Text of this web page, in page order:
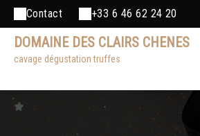
Contact +33 6 46 62 24 20
DOMAINE DES CLAIRS CHENES
cavage dégustation truffes